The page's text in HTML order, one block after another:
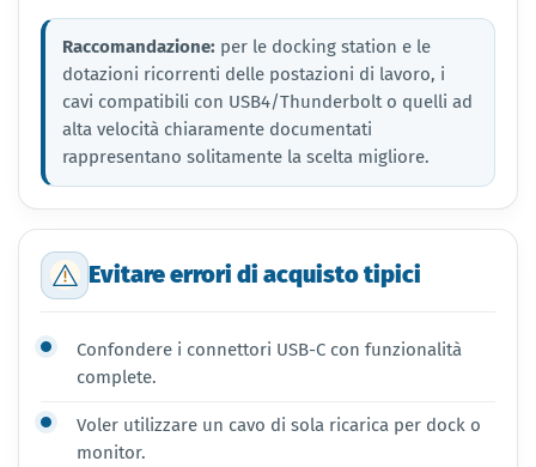
Raccomandazione: per le docking station e le
dotazioni ricorrenti delle postazioni di lavoro, i
cavi compatibili con USB4/Thunderbolt o quelli ad
alta velocità chiaramente documentati
rappresentano solitamente la scelta migliore.
Evitare errori di acquisto tipici
Confondere i connettori USB-C con funzionalità
complete.
Voler utilizzare un cavo di sola ricarica per dock o
monitor.